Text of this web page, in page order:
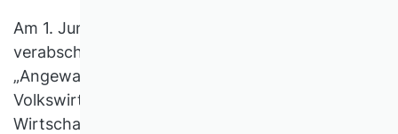
Am 1. Juni 2021 wurden die vom VHB-Vorstand
verabschiedeten Inhalte für das Prüfungsgebiet
„Angewandte Betriebswirtschaftslehre,
Volkswirtschaftslehre“ von der
Wirtschaftsprüferkammer (WPK) und dem